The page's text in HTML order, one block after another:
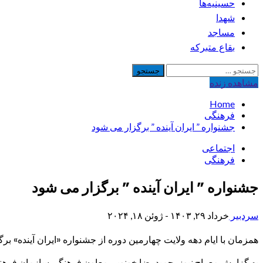
حسینیه‌ها
شهدا
مساجد
بقاع متبرکه
جستجو
برای:
مشاهده‌ زنده
Home
فرهنگی
جشنواره ” ایران آینده ” برگزار می شود
اجتماعی
فرهنگی
جشنواره ” ایران آینده ” برگزار می شود
سردبیر خرداد ۲۹, ۱۴۰۳ - ژوئن ۱۸, ۲۰۲۴
همزمان با ایام دهه ولایت چهارمین دوره از جشنواره «ایران آینده»